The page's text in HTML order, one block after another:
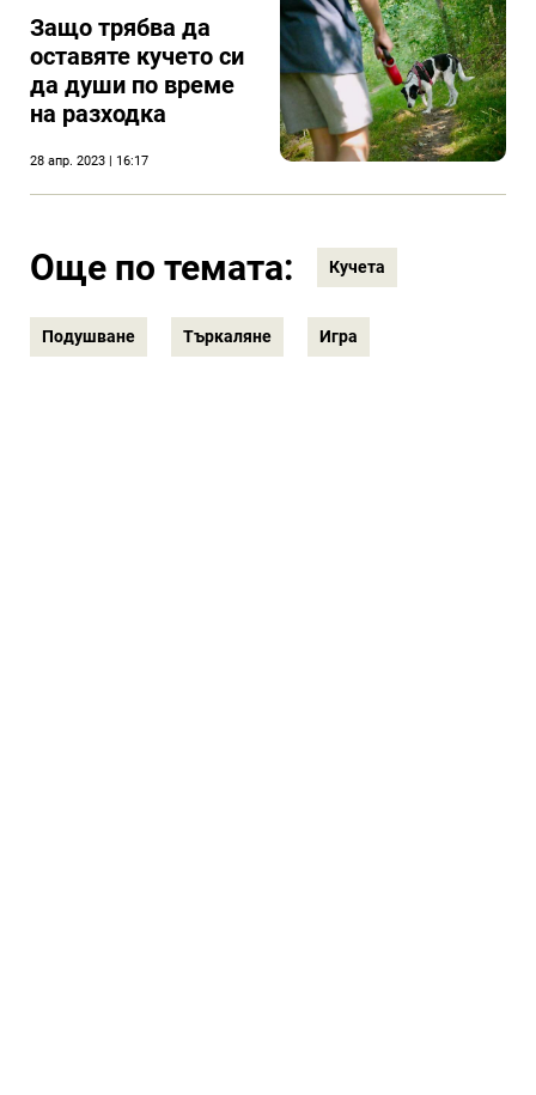
Защо трябва да
оставяте кучето си
да души по време
на разходка
28 апр. 2023 | 16:17
Още по темата: Кучета
Подушване Търкаляне Игра